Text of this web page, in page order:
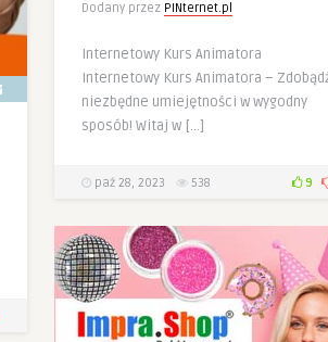
Dodany przez PINternet.pl
Internetowy Kurs Animatora
Internetowy Kurs Animatora –
niezbędne umiejętności w wygodny
sposób! Witaj w […]
paź 28, 2023 538 9